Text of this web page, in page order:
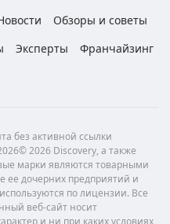
Обзоры и советы
Эксперты
Франчайзинг
без активной ссылки
2026 Discovery, а также
марки являются товарными
ее дочерних предприятий и
по лицензии. Все
веб-сайт носит
и ни при каких условиях